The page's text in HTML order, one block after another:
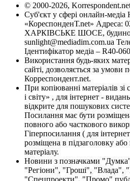
© 2000-2026,
Суб'єкт у сфері онлайн-медіа
«КореспонденТ.net» Адреса:
ХАРКІВСЬКЕ ШОСЕ, будинок
sunlight@mediadim.com.ua
Ідентифікатор медіа – R40-
Використання будь-яких
сайті, дозволяється за умови
Корреспондент.net.
При копіюванні матеріалів
і світу» , для інтернет -
відкрите для пошукових
Посилання має бути
повного або часткового
Гіперпосилання ( для
розміщена в підзаголовку
матеріалу.
Новини з позначками
"Регіони", "Гроші", "Влада",
"Спецпроекти", "Промо"